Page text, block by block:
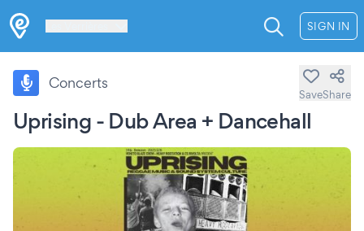
SIGN IN
Uprising - Dub Area + Dancehall
Concerts
SaveShare